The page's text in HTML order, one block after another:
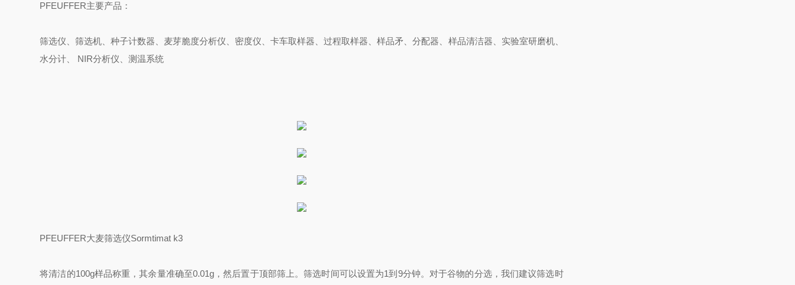
PFEUFFER主要产品：
筛选仪、筛选机、种子计数器、麦芽脆度分析仪、 密度仪、卡车取样器 、过程取样器、样品矛、分配器、 样品清洁器、实验室研磨机、
水分计、
NIR分析仪、测温系统
PFEUFFER大麦筛选仪Sormtimat k3
将清洁的100g样品称重，其余量准确至0.01g ，然后置于顶部筛上。筛选时间可以设置为1到 9分钟。对于谷物的分选，我们建议筛选时